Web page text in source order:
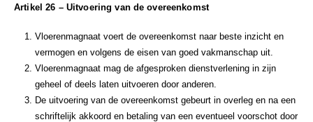
Artikel 26 – Uitvoering van de overeenkomst
Vloerenmagnaat voert de overeenkomst naar beste inzicht en
vermogen en volgens de eisen van goed vakmanschap uit.
Vloerenmagnaat mag de afgesproken dienstverlening in zijn
geheel of deels laten uitvoeren door anderen.
De uitvoering van de overeenkomst gebeurt in overleg en na een
schriftelijk akkoord en betaling van een eventueel voorschot door